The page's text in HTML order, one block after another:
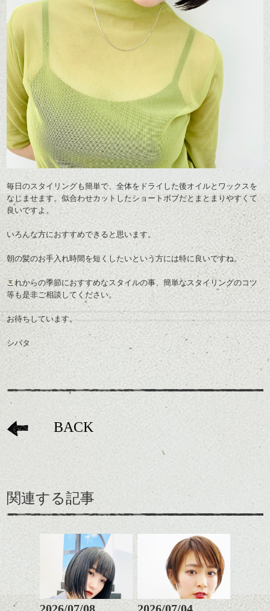
毎日のスタイリングも簡単で、全体をドライした後オイルとワックスを
なじませます。似合わせカットしたショートボブだとまとまりやすくて
良いですよ。
いろんな方におすすめできると思います。
朝の髪のお手入れ時間を短くしたいという方には特に良いですね。
これからの季節におすすめなスタイルの事、簡単なスタイリングのコツ
等も是非ご相談してください。
お待ちしています。
シバタ
BACK
関連する記事
2026/07/08 2026/07/04